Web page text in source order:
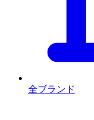
全ブランド